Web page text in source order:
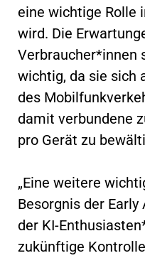
eine wichtige Rolle
wird. Die
Verbraucher*innen
wichtig, da sie sich
des
damit verbundene
pro Gerät zu
„Eine weitere
Besorgnis der
der KI-
zukünftige